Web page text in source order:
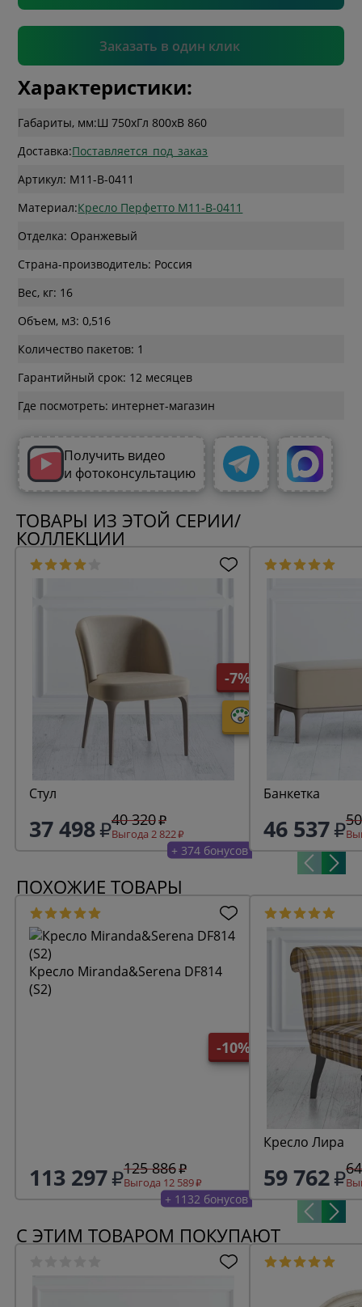
Заказать в один клик
Подтвердить
Характеристики:
Габариты, мм:Ш 750xГл 800xВ 860
Доставка:Поставляется_под_заказ
Артикул: M11-B-0411
Материал:Кресло Перфетто M11-B-0411
Отделка: Оранжевый
Страна-производитель: Россия
Вес, кг: 16
Объем, м3: 0,516
Количество пакетов: 1
Гарантийный срок: 12 месяцев
Где посмотреть: интернет-магазин
Получить видео
и фотоконсультацию
ТОВАРЫ ИЗ ЭТОЙ СЕРИИ/
КОЛЛЕКЦИИ
-7%
Стул
37 498 40 320
Выгода 2 822
+ 374 бонусов
Банкетка
46 537
ПОХОЖИЕ ТОВАРЫ
-10%
Кресло Miranda&Serena DF814
(S2)
113 297 125 886
Выгода 12 589
+ 1132 бонусов
Кресло Лира
59 762
С ЭТИМ ТОВАРОМ ПОКУПАЮТ